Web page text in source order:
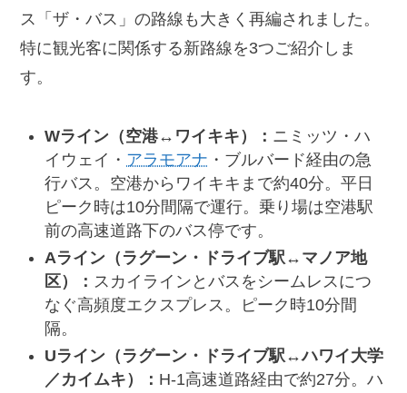
ス「ザ・バス」の路線も大きく再編されました。
特に観光客に関係する新路線を3つご紹介しま
す。
Wライン（空港↔ワイキキ）： ニミッツ・ハ
イウェイ・ アラモアナ ・ブルバード経由の急
行バス。空港からワイキキまで約40分。平日
ピーク時は10分間隔で運行。乗り場は空港駅
前の高速道路下のバス停です。
Aライン（ラグーン・ドライブ駅↔マノア地
区）： スカイラインとバスをシームレスにつ
なぐ高頻度エクスプレス。ピーク時10分間
隔。
Uライン（ラグーン・ドライブ駅↔ハワイ大学
／カイムキ）： H-1高速道路経由で約27分。ハ